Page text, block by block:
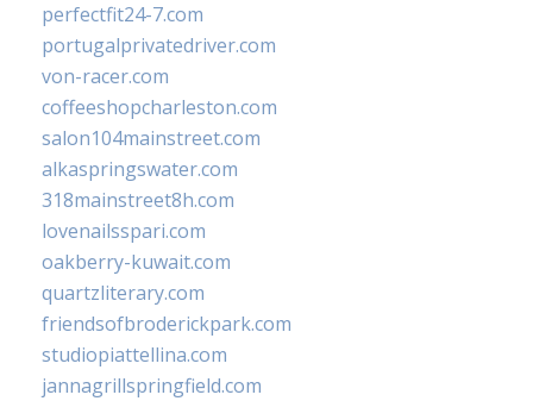
perfectfit24-7.com
portugalprivatedriver.com
von-racer.com
coffeeshopcharleston.com
salon104mainstreet.com
alkaspringswater.com
318mainstreet8h.com
lovenailsspari.com
oakberry-kuwait.com
quartzliterary.com
friendsofbroderickpark.com
studiopiattellina.com
jannagrillspringfield.com